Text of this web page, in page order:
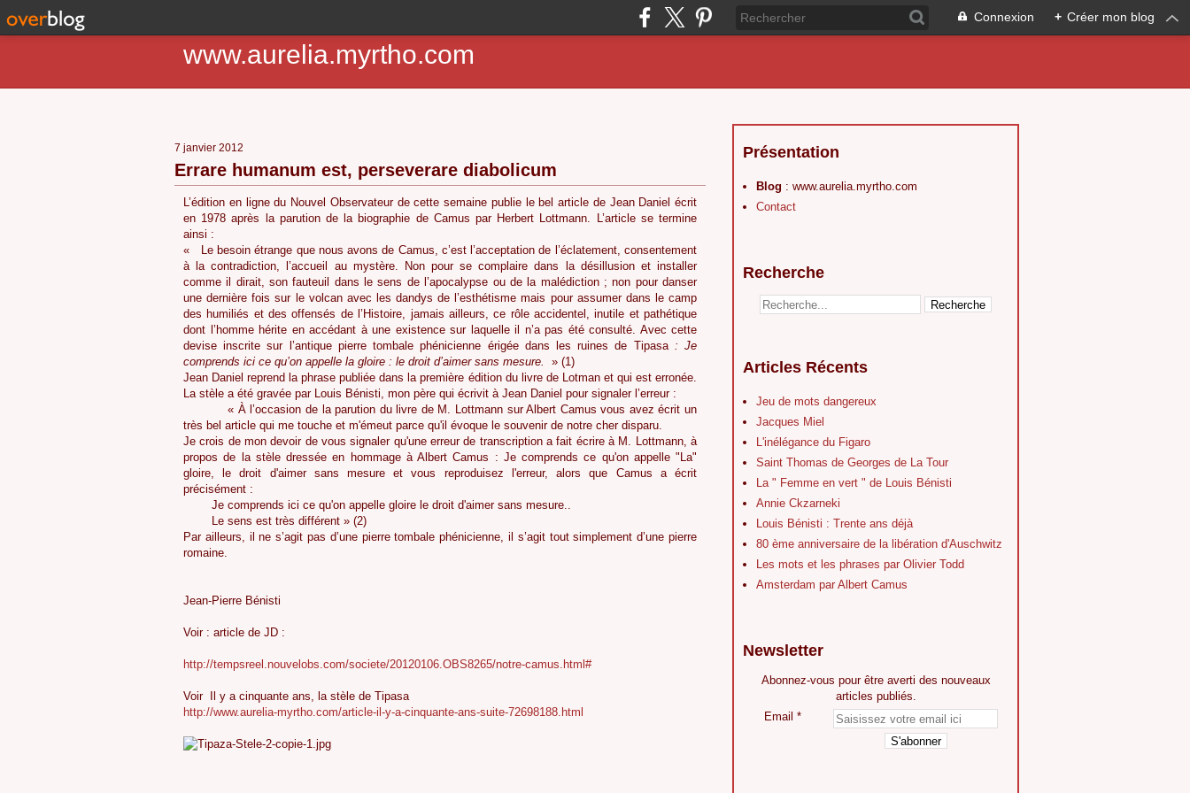
Connexion + Créer mon blog
www.aurelia.myrtho.com
7 janvier 2012
Errare humanum est, perseverare diabolicum
L’édition en ligne du Nouvel Observateur de cette semaine publie le bel article de Jean Daniel écrit
en 1978 après la parution de la biographie de Camus par Herbert Lottmann. L’article se termine
ainsi :
« Le besoin étrange que nous avons de Camus, c’est l’acceptation de l’éclatement, consentement
à la contradiction, l’accueil au mystère. Non pour se complaire dans la désillusion et installer
comme il dirait, son fauteuil dans le sens de l’apocalypse ou de la malédiction ; non pour danser
une dernière fois sur le volcan avec les dandys de l’esthétisme mais pour assumer dans le camp
des humiliés et des offensés de l’Histoire, jamais ailleurs, ce rôle accidentel, inutile et pathétique
dont l’homme hérite en accédant à une existence sur laquelle il n’a pas été consulté. Avec cette
devise inscrite sur l’antique pierre tombale phénicienne érigée dans les ruines de Tipasa : Je
comprends ici ce qu’on appelle la gloire : le droit d’aimer sans mesure.
» (1)
Jean Daniel reprend la phrase publiée dans la première édition du livre de Lotman et qui est erronée.
La stèle a été gravée par Louis Bénisti, mon père qui écrivit à Jean Daniel pour signaler l’erreur :
« À l’occasion de la parution du livre de M. Lottmann sur Albert Camus vous avez écrit un
très bel article qui me touche et m'émeut parce qu'il évoque le souvenir de notre cher disparu.
Je crois de mon devoir de vous signaler qu'une erreur de transcription a fait écrire à M. Lottmann, à
propos de la stèle dressée en hommage à Albert Camus : Je comprends ce qu'on appelle "La"
gloire, le droit d'aimer sans mesure et vous reproduisez l'erreur, alors que Camus a écrit
précisément :
Je comprends ici ce qu'on appelle gloire le droit d'aimer sans mesure..
Le sens est très différent » (2)
Par ailleurs, il ne s’agit pas d’une pierre tombale phénicienne, il s’agit tout simplement d’une pierre
romaine.
Jean-Pierre Bénisti
Voir : article de JD :
http://tempsreel.nouvelobs.com/societe/20120106.OBS8265/notre-camus.html#
Voir
Il y a cinquante ans, la stèle de Tipasa
http://www.aurelia-myrtho.com/article-il-y-a-cinquante-ans-suite-72698188.html
Présentation
Blog : www.aurelia.myrtho.com
Contact
Recherche
Articles Récents
Jeu de mots dangereux
Jacques Miel
L'inélégance du Figaro
Saint Thomas de Georges de La Tour
La " Femme en vert " de Louis Bénisti
Annie Ckzarneki
Louis Bénisti : Trente ans déjà
80 ème anniversaire de la libération d'Auschwitz
Les mots et les phrases par Olivier Todd
Amsterdam par Albert Camus
Newsletter
Abonnez-vous pour être averti des nouveaux
articles publiés.
Email